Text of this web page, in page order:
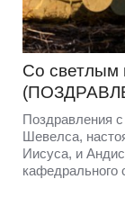
Со светлым
Поздравления
Шевелса,
Иисуса, и
кафедрального